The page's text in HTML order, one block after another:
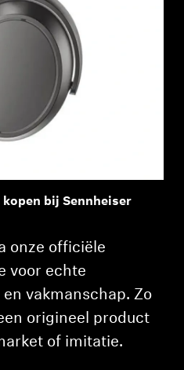
bij Sennheiser
onze officiële
voor echte
vakmanschap. Zo
origineel product
of imitatie.